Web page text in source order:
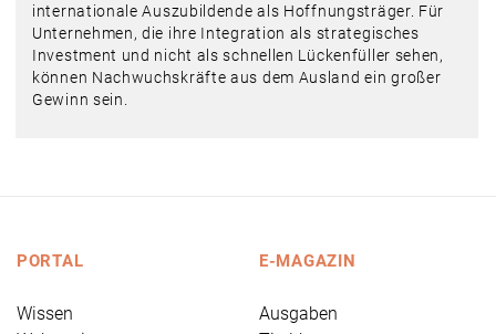
internationale Auszubildende als Hoffnungsträger. Für
Unternehmen, die ihre Integration als strategisches
Investment und nicht als schnellen Lückenfüller sehen,
können Nachwuchskräfte aus dem Ausland ein großer
Gewinn sein.
PORTAL
Wissen
E-MAGAZIN
Ausgaben